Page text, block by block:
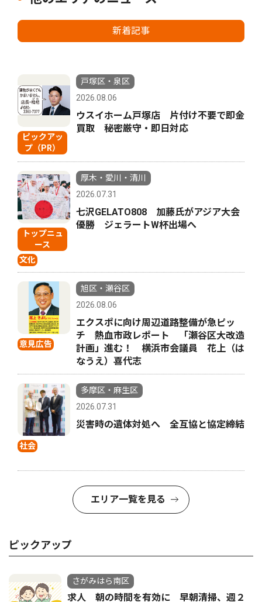
新着記事
ピックアッ
プ（PR）
戸塚区・泉区
2026.08.06
ウスイホーム戸塚店 片付け不要で即金
買取 秘密厳守・即日対応
トップニュ
ース
文化
厚木・愛川・清川
2026.07.31
七沢GELATO808 加藤氏がアジア大会
優勝 ジェラートW杯出場へ
意見広告
旭区・瀬谷区
2026.08.06
エクスポに向け周辺道路整備が急ピッ
チ 熱血市政レポート 「瀬谷区大改造
計画」進む！ 横浜市会議員 花上（は
なうえ）喜代志
社会
多摩区・麻生区
2026.07.31
災害時の遺体対処へ 全互協と協定締結
エリア一覧を見る
ピックアップ
さがみはら南区
求人 朝の時間を有効に 早朝清掃、週２